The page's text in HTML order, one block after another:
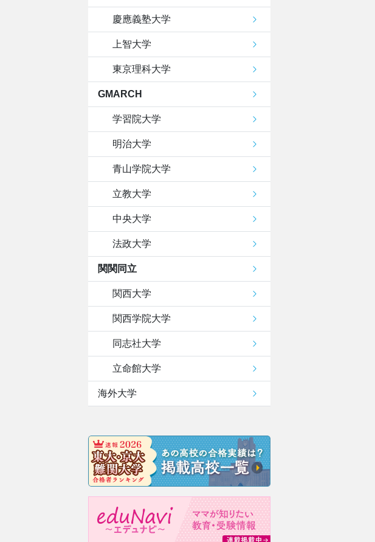
慶應義塾大学
上智大学
東京理科大学
GMARCH
学習院大学
明治大学
青山学院大学
立教大学
中央大学
法政大学
関関同立
関西大学
関西学院大学
同志社大学
立命館大学
海外大学